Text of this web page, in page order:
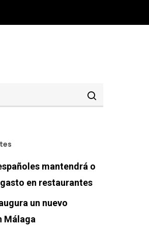
mantendrá o
en restaurantes
un nuevo
Málaga